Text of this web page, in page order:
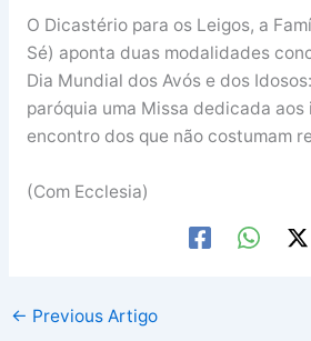
O Dicastério para os Leigos, a
Sé) aponta duas modalidades
Dia Mundial dos Avós e dos
paróquia uma Missa dedicada aos
encontro dos que não costumam
(Com Ecclesia)
← Previous Artigo